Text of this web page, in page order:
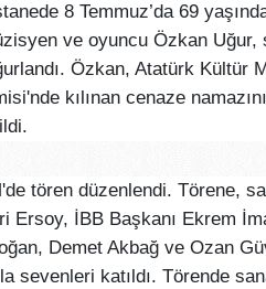
8 Temmuz’da 69
ve oyuncu Özkan Uğur,
Özkan, Atatürk Kültür
kılınan cenaze
tören düzenlendi. Törene,
Ersoy, İBB Başkanı Ekrem
Demet Akbağ ve Ozan
sevenleri katıldı. Törende